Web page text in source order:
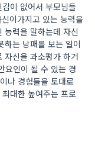
이 없어서 부모님들
이가지고 있는 능력을
능력을 말하는데 자신
하는 낭패를 보는 일이
자신을 과소평가 하거
요인이 될 수 있는 경
나 경험들을 토대로
대한 높여주는 프로